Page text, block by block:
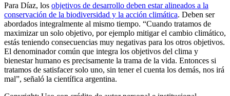
Para Díaz, los objetivos de desarrollo deben estar alineados a la
conservación de la biodiversidad y la acción climática. Deben ser
abordados integralmente al mismo tiempo. “Cuando tratamos de
maximizar un solo objetivo, por ejemplo mitigar el cambio climático,
estás teniendo consecuencias muy negativas para los otros objetivos.
El denominador común que integra los objetivos del clima y
bienestar humano es precisamente la trama de la vida. Entonces si
tratamos de satisfacer solo uno, sin tener el cuenta los demás, nos irá
mal”, señaló la científica argentina.